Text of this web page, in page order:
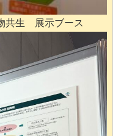
共生 展示ブース